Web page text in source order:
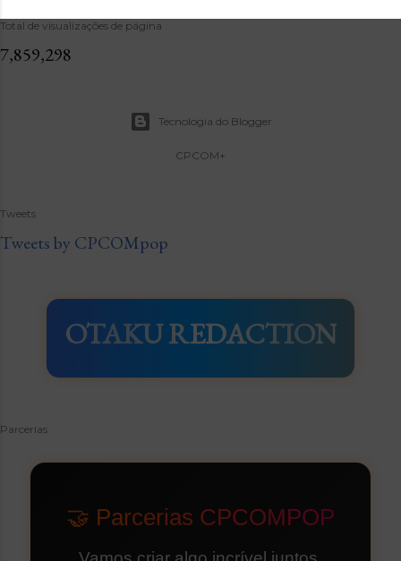
Total de visualizações de página
7,859,298
Tecnologia do Blogger
CPCOM+
Tweets
Tweets by CPCOMpop
OTAKU REDACTION
Parcerias
🤝 Parcerias CPCOMPOP